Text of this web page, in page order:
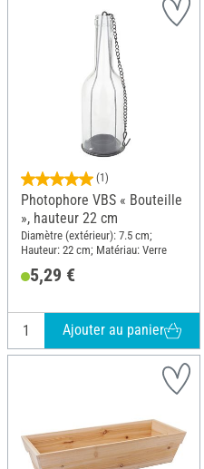
(1)
Photophore VBS « Bouteille
», hauteur 22 cm
Diamètre (extérieur): 7.5 cm;
Hauteur: 22 cm; Matériau: Verre
5,29 €
Ajouter au panier